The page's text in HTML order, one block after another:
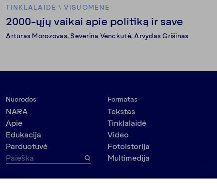
TINKLALAIDĖ \VISUOMENĖ
2000-ųjų vaikai apie politiką ir save
Artūras Morozovas,Severina Venckutė, Arvydas Grišinas
Nuorodos
NARA
Apie
Edukacija
Parduotuvė
Formatas
Tekstas
Tinklalaidė
Video
Fotoistorija
Multimedija